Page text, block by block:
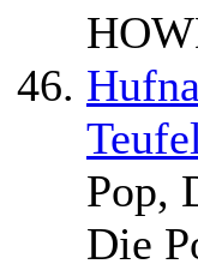
Pop,
Die